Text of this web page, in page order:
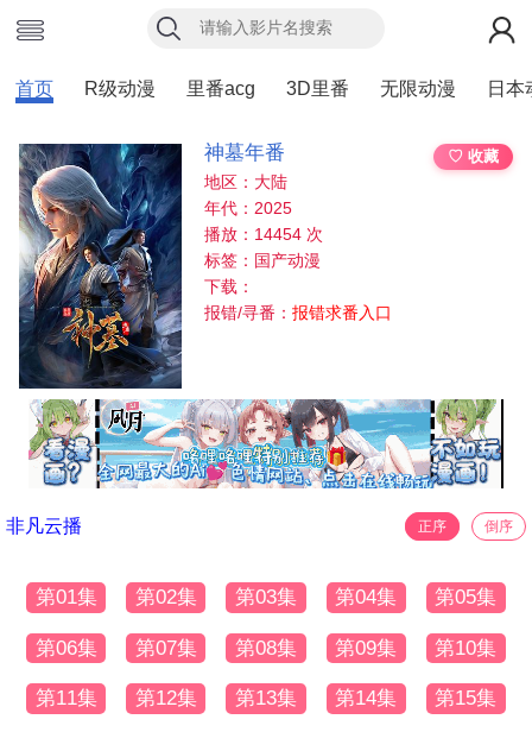
首页 R级动漫 里番acg 3D里番 无限动漫 日本
神墓年番
♡ 收藏
地区：大陆
年代：2025
播放：14454 次
标签：国产动漫
下载：
报错/寻番：报错求番入口
非凡云播 正序 倒序
第01集 第02集 第03集 第04集 第05集
第06集 第07集 第08集 第09集 第10集
第11集 第12集 第13集 第14集 第15集